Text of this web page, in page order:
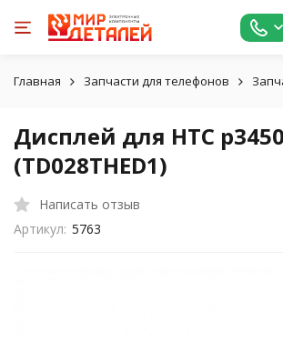
Главная Запчасти для телефонов
Дисплей для HTC
(TD028THED1)
Написать отзыв
Артикул: 5763